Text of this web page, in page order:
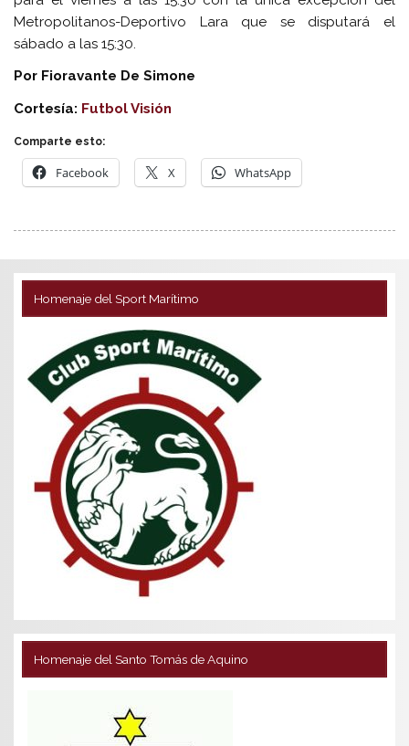
Metropolitanos-Deportivo Lara que se disputará el
sábado a las 15:30.
Por Fioravante De Simone
Cortesía: Futbol Visión
Comparte esto:
Facebook X WhatsApp
Homenaje del Sport Marítimo
Homenaje del Santo Tomás de Aquino